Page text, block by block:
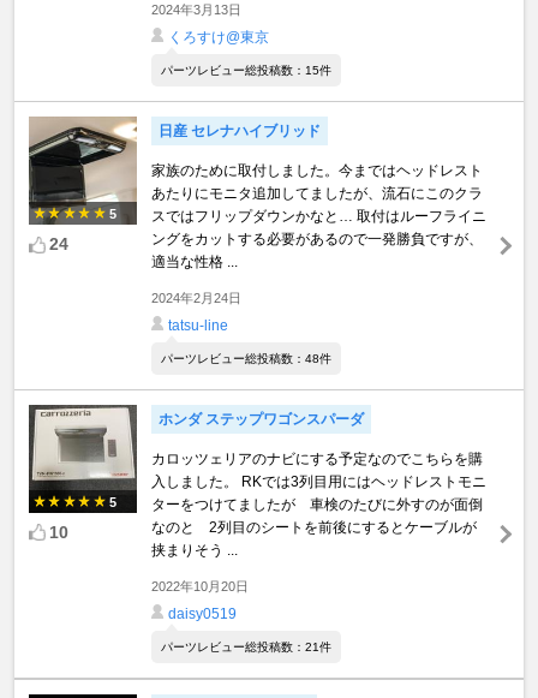
2024年3月13日
くろすけ@東京
パーツレビュー総投稿数：15件
5
24
日産 セレナハイブリッド
家族のために取付しました。今まではヘッドレスト
あたりにモニタ追加してましたが、流石にこのクラ
スではフリップダウンかなと… 取付はルーフライニ
ングをカットする必要があるので一発勝負ですが、
適当な性格 ...
2024年2月24日
tatsu-line
パーツレビュー総投稿数：48件
5
10
ホンダ ステップワゴンスパーダ
カロッツェリアのナビにする予定なのでこちらを購
入しました。 RKでは3列目用にはヘッドレストモニ
ターをつけてましたが 車検のたびに外すのが面倒
なのと 2列目のシートを前後にするとケーブルが
挟まりそう ...
2022年10月20日
daisy0519
パーツレビュー総投稿数：21件